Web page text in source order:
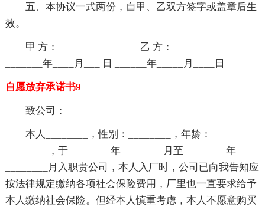
五、本协议一式两份，自甲、乙双方签字或盖章后生
效。
甲 方：_______________ 乙 方：_______________
_______年____月___ 日 ______年_____月____日
自愿放弃承诺书9
致公司：
本人________，性别：________，年龄：
________，于________年________月至________年
________月入职贵公司，本人入厂时，公司已向我告知应
按法律规定缴纳各项社会保险费用，厂里也一直要求给予
本人缴纳社会保险。但经本人慎重考虑，本人不愿意购买